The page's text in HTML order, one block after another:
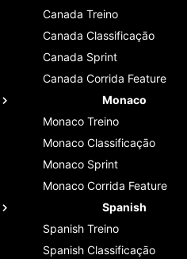
Canada Treino
Canada Classificaçāo
Canada Sprint
Canada Corrida Feature
Monaco
Monaco Treino
Monaco Classificaçāo
Monaco Sprint
Monaco Corrida Feature
Spanish
Spanish Treino
Spanish Classificaçāo